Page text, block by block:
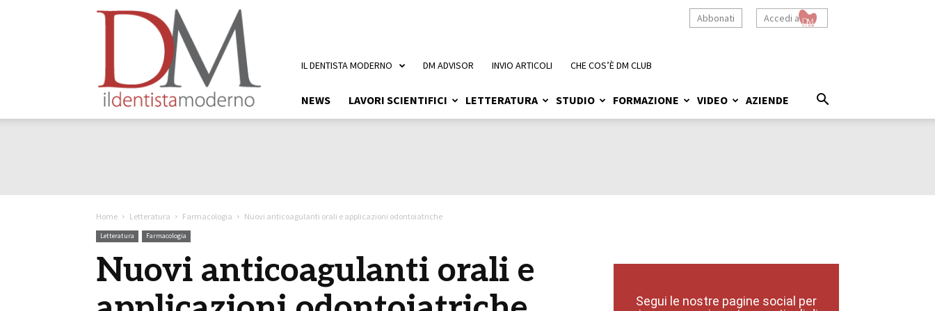
Accedi a
Abbonati
NEWS LAVORI SCIENTIFICI LETTERATURA STUDIO FORMAZIONE VIDEO AZIENDE
IL DENTISTA MODERNO DM ADVISOR INVIO ARTICOLI CHE COS’È DM CLUB
Home Letteratura Farmacologia Nuovi anticoagulanti orali e applicazioni odontoiatriche
Letteratura Farmacologia
Nuovi anticoagulanti orali e
Segui le nostre pagine social per